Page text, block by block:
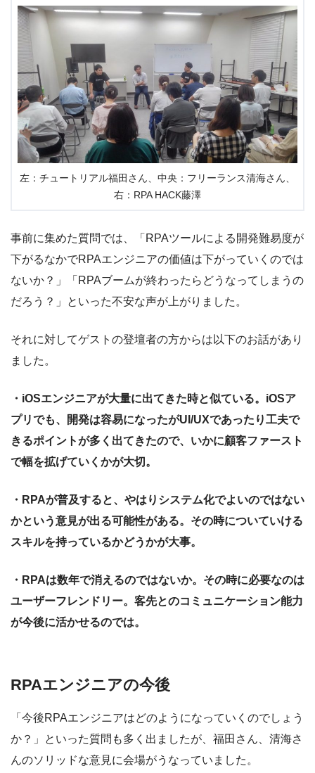
左：チュートリアル福田さん、中央：フリーランス清海さん、
右：RPA HACK藤澤
事前に集めた質問では、「RPAツールによる開発難易度が
下がるなかでRPAエンジニアの価値は下がっていくのでは
ないか？」「RPAブームが終わったらどうなってしまうの
だろう？」といった不安な声が上がりました。
それに対してゲストの登壇者の方からは以下のお話があり
ました。
・iOSエンジニアが大量に出てきた時と似ている。iOSア
プリでも、開発は容易になったがUI/UXであったり工夫で
きるポイントが多く出てきたので、いかに顧客ファースト
で幅を拡げていくかが大切。
・RPAが普及すると、やはりシステム化でよいのではない
かという意見が出る可能性がある。その時についていける
スキルを持っているかどうかが大事。
・RPAは数年で消えるのではないか。その時に必要なのは
ユーザーフレンドリー。客先とのコミュニケーション能力
が今後に活かせるのでは。
RPAエンジニアの今後
「今後RPAエンジニアはどのようになっていくのでしょう
か？」といった質問も多く出ましたが、福田さん、清海さ
んのソリッドな意見に会場がうなっていました。